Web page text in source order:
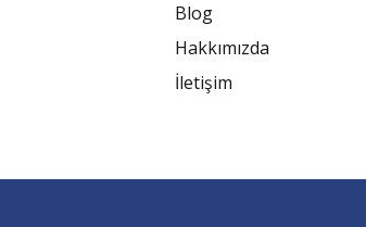
Blog
Hakkımızda
İletişim